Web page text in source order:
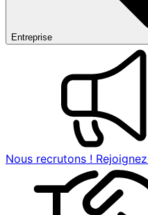
Entreprise
Nous recrutons !